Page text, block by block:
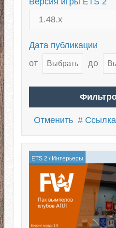
Дата публикации
от
до
Отменить # Ссылка
ETS 2 / Интерьеры